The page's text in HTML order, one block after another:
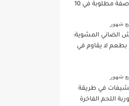
وأنجح وصفة مطلوبة في 10
شهور
الضاني المشوية:
لا يقاوم في
شهور
في طريقة
اللحم الفاخرة